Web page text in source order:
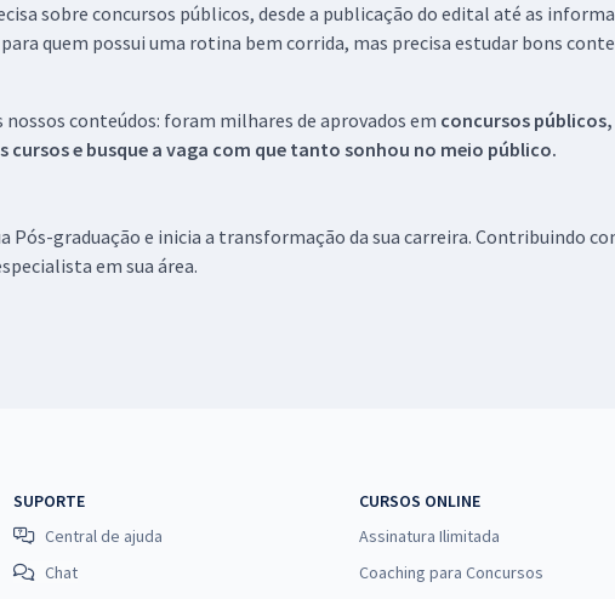
sobre concursos públicos, desde a publicação do edital até as
quem possui uma rotina bem corrida, mas precisa estudar bons
conteúdos: foram milhares de aprovados em concursos
cursos e busque a vaga com que tanto sonhou no meio público.
Pós-graduação e inicia a transformação da sua carreira. Contribuindo
em sua área.
SUPORTE
Central de ajuda
Chat
CURSOS ONLINE
Assinatura Ilimitada
Coaching para Concursos